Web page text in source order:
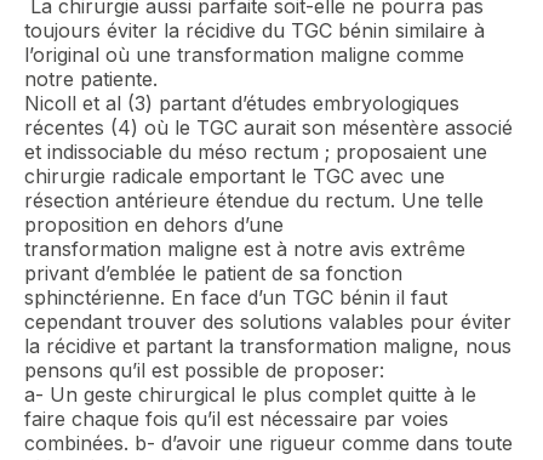
La chirurgie aussi parfaite soit-elle ne pourra pas
toujours éviter la récidive du TGC bénin similaire à
l’original où une transformation maligne comme
notre patiente.
Nicoll et al (3) partant d’études embryologiques
récentes (4) où le TGC aurait son mésentère associé
et indissociable du méso rectum ; proposaient une
chirurgie radicale emportant le TGC avec une
résection antérieure étendue du rectum. Une telle
proposition en dehors d’une
transformation maligne est à notre avis extrême
privant d’emblée le patient de sa fonction
sphinctérienne. En face d’un TGC bénin il faut
cependant trouver des solutions valables pour éviter
la récidive et partant la transformation maligne, nous
pensons qu’il est possible de proposer:
a- Un geste chirurgical le plus complet quitte à le
faire chaque fois qu’il est nécessaire par voies
combinées. b- d’avoir une rigueur comme dans toute